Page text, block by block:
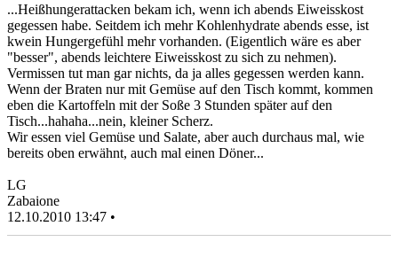
...Heißhungerattacken bekam ich, wenn ich abends Eiweisskost
gegessen habe. Seitdem ich mehr Kohlenhydrate abends esse, ist
kwein Hungergefühl mehr vorhanden. (Eigentlich wäre es aber
"besser", abends leichtere Eiweisskost zu sich zu nehmen).
Vermissen tut man gar nichts, da ja alles gegessen werden kann.
Wenn der Braten nur mit Gemüse auf den Tisch kommt, kommen
eben die Kartoffeln mit der Soße 3 Stunden später auf den
Tisch...hahaha...nein, kleiner Scherz.
Wir essen viel Gemüse und Salate, aber auch durchaus mal, wie
bereits oben erwähnt, auch mal einen Döner...
LG
Zabaione
12.10.2010 13:47 •